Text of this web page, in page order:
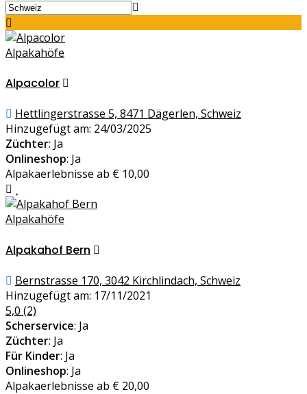
Alpakahöfe
Alpacolor
Hettlingerstrasse 5, 8471 Dägerlen, Schweiz
Hinzugefügt am: 24/03/2025
Züchter: Ja
Onlineshop: Ja
Alpakaerlebnisse ab € 10,00
Alpakahöfe
Alpakahof Bern
Bernstrasse 170, 3042 Kirchlindach, Schweiz
Hinzugefügt am: 17/11/2021
5,0 (2)
Scherservice: Ja
Züchter: Ja
Für Kinder: Ja
Onlineshop: Ja
Alpakaerlebnisse ab € 20,00